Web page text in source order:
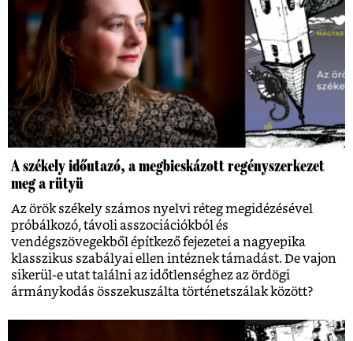
A székely időutazó, a megbicskázott regényszerkezet
meg a rütyü
Az örök székely számos nyelvi réteg megidézésével
próbálkozó, távoli asszociációkból és
vendégszövegekből építkező fejezetei a nagyepika
klasszikus szabályai ellen intéznek támadást. De vajon
sikerül-e utat találni az időtlenséghez az ördögi
ármánykodás összekuszálta történetszálak között?